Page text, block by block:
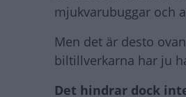
mjukvarubuggar och
Men det är desto
biltillverkarna har ju
Det hindrar dock